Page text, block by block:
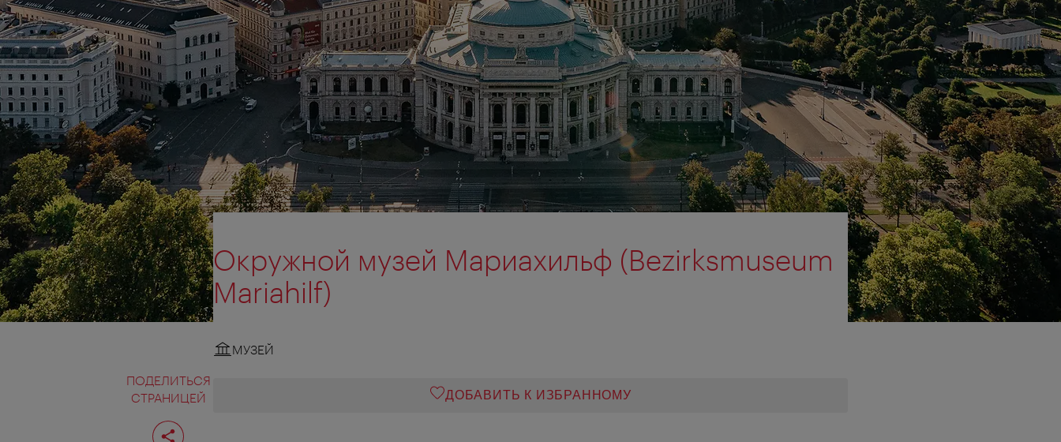
ПОДЕЛИТЬСЯ
СТРАНИЦЕЙ
Поделиться
страницей
Окружной музей Мариахильф (Bezirksmuseum
Mariahilf)
МУЗЕЙ
ДОБАВИТЬ К ИЗБРАННОМУ